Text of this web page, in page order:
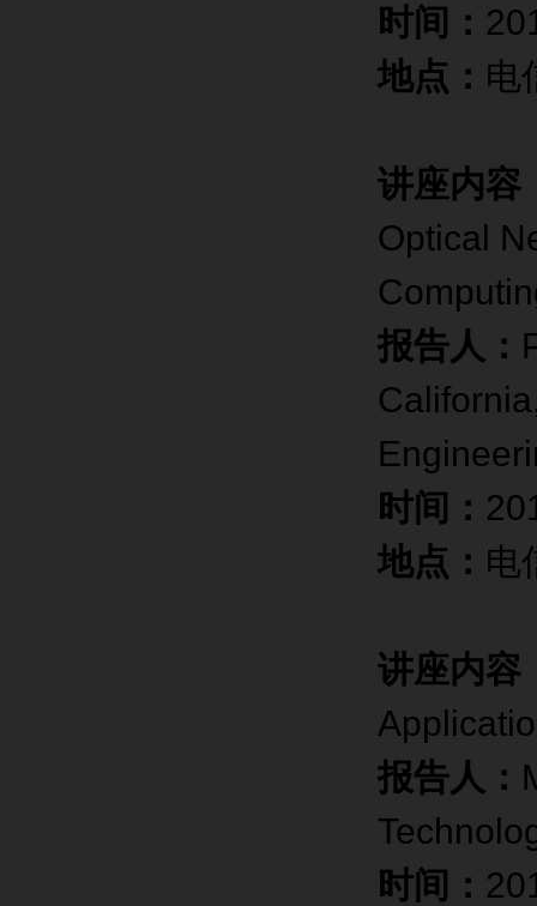
时间：
地点： 电
讲座内容
Optical
报告人：
时间：
地点： 电
讲座内容
报告人：
时间：